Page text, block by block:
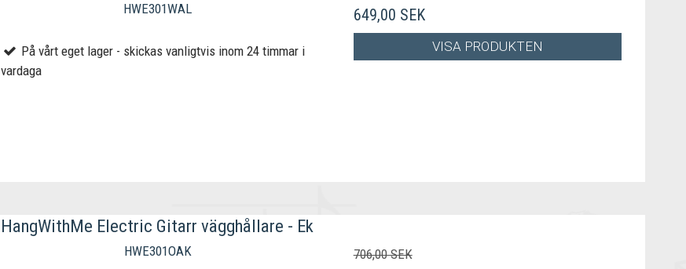
HWE301WAL
På vårt eget lager - skickas vanligtvis inom 24 timmar i
vardaga
649,00 SEK
VISA PRODUKTEN
HangWithMe Electric Gitarr vägghållare - Ek
HWE301OAK 706,00 SEK